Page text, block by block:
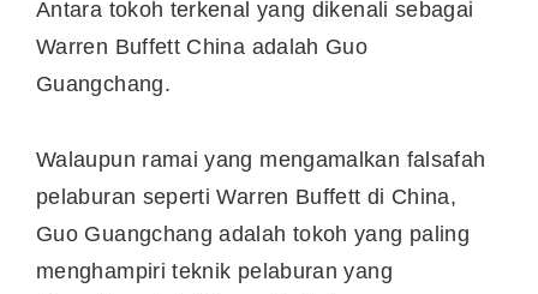
Antara tokoh terkenal yang dikenali sebagai
Warren Buffett China adalah Guo
Guangchang.
Walaupun ramai yang mengamalkan falsafah
pelaburan seperti Warren Buffett di China,
Guo Guangchang adalah tokoh yang paling
menghampiri teknik pelaburan yang